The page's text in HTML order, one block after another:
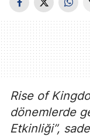
Rise of
dönemlerde
Etkinliği”,